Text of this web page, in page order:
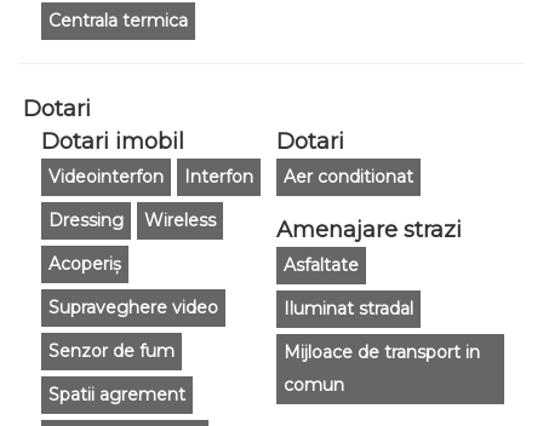
Centrala termica
Dotari
Dotari imobil
Videointerfon
Interfon
Dressing
Wireless
Acoperiș
Supraveghere video
Senzor de fum
Spatii agrement
Dotari
Aer conditionat
Amenajare strazi
Asfaltate
Iluminat stradal
Mijloace de transport in
comun